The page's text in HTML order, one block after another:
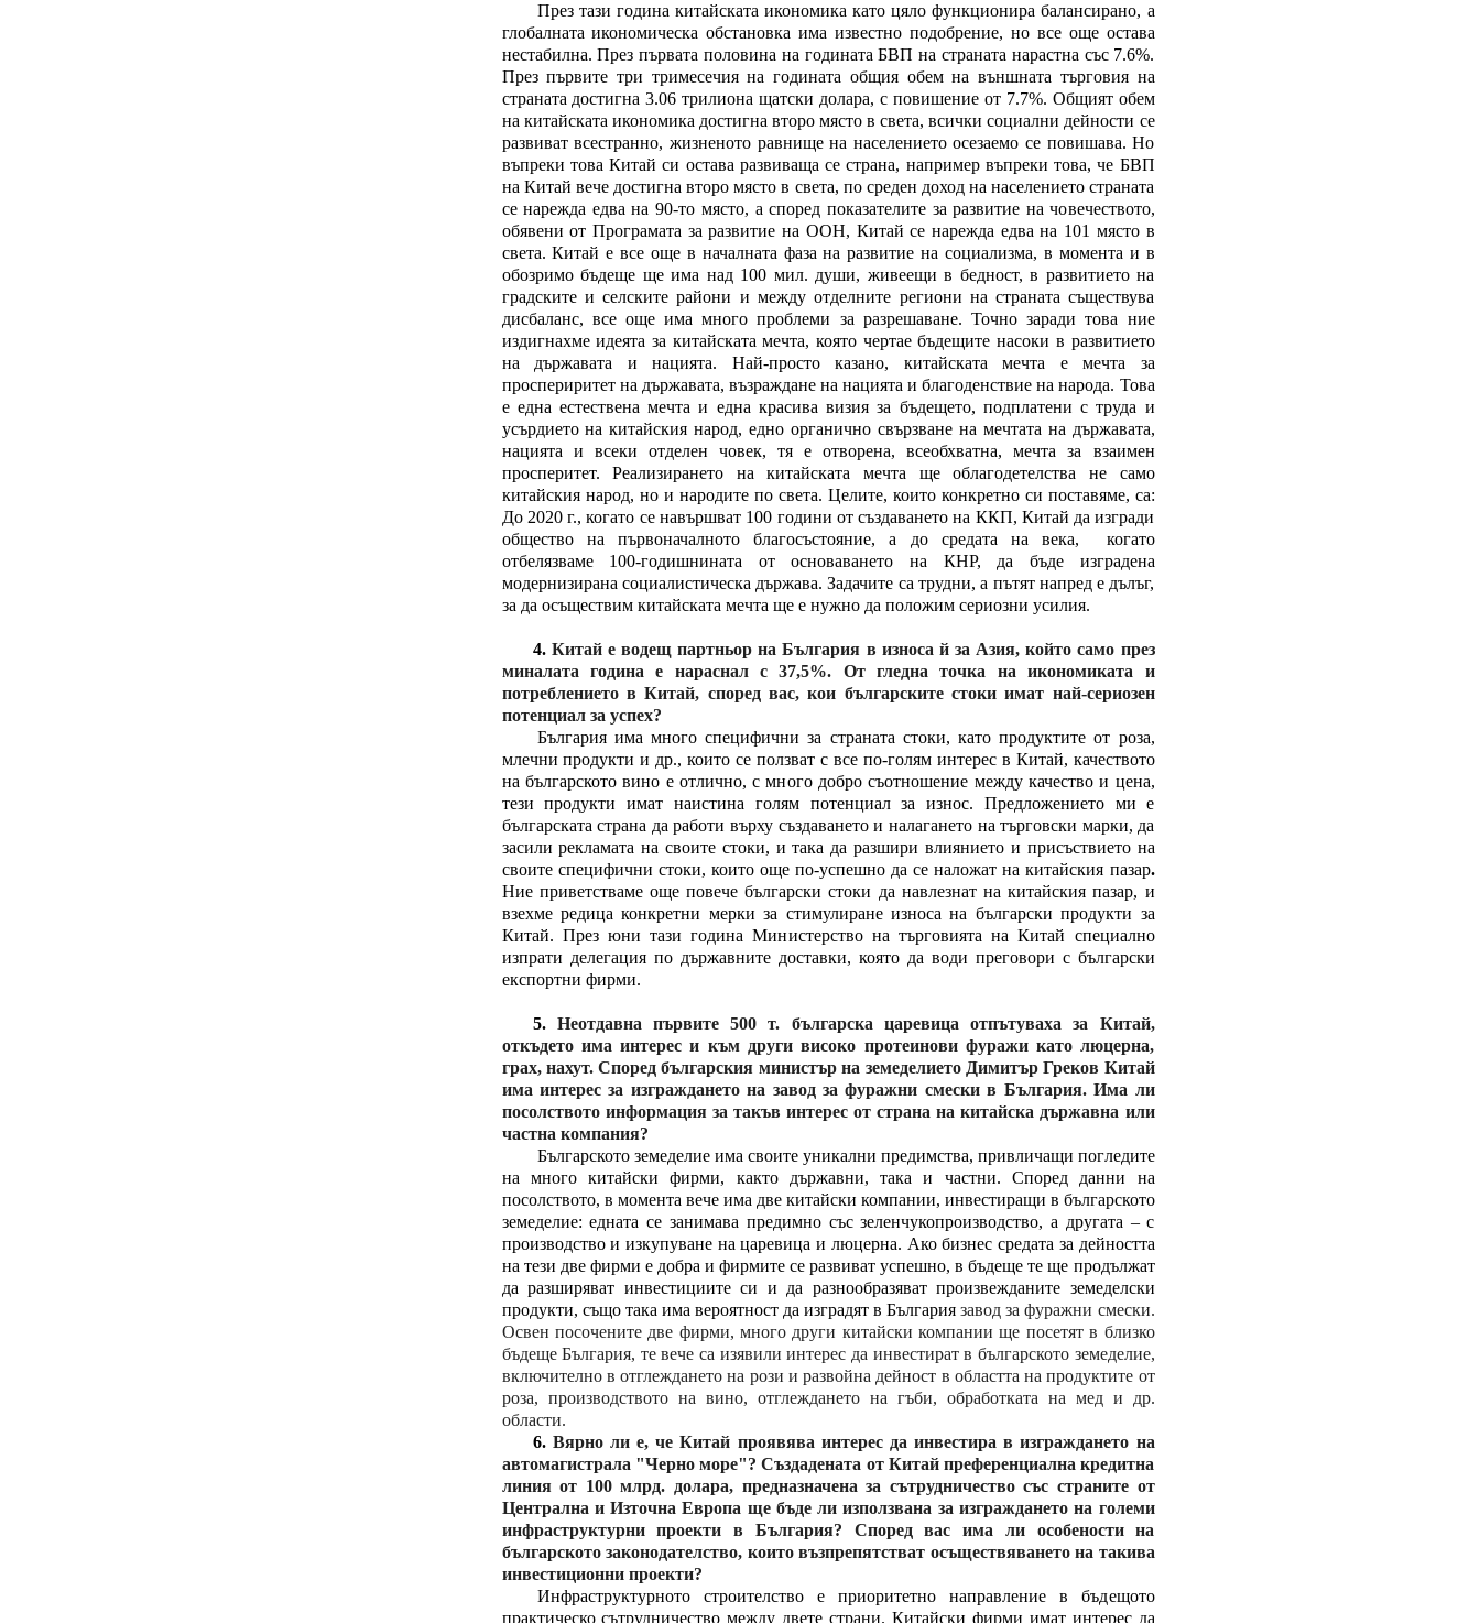
През тази година китайската икономика като цяло функционира балансирано, а
глобалната икономическа обстановка има известно подобрение, но все още остава
нестабилна. През първата половина на годината БВП на страната нарастна със 7.6%.
През първите три тримесечия на годината общия обем на външната търговия на
страната достигна 3.06 трилиона щатски долара, с повишение от 7.7%. Общият обем
на китайската икономика достигна второ място в света, всички социални дейности се
развиват всестранно, жизненото равнище на населението осезаемо се повишава. Но
въпреки това Китай си остава развиваща се страна, например въпреки това, че БВП
на Китай вече достигна второ място в света, по среден доход на населението страната
се нарежда едва на 90-то място, а според показателите за развитие на човечеството,
обявени от Програмата за развитие на ООН, Китай се нарежда едва на 101 място в
света. Китай е все още в началната фаза на развитие на социализма, в момента и в
обозримо бъдеще ще има над 100 мил. души, живеещи в бедност, в развитието на
градските и селските райони и между отделните региони на страната съществува
дисбаланс, все още има много проблеми за разрешаване. Точно заради това ние
издигнахме идеята за китайската мечта, която чертае бъдещите насоки в развитието
на държавата и нацията. Най-просто казано, китайската мечта е мечта за
проспериритет на държавата, възраждане на нацията и благоденствие на народа. Това
е една естествена мечта и една красива визия за бъдещето, подплатени с труда и
усърдието на китайския народ, едно органично свързване на мечтата на държавата,
нацията и всеки отделен човек, тя е отворена, всеобхватна, мечта за взаимен
просперитет. Реализирането на китайската мечта ще облагодетелства не само
китайския народ, но и народите по света. Целите, които конкретно си поставяме, са:
До 2020 г., когато се навършват 100 години от създаването на ККП, Китай да изгради
общество на първоначалното благосъстояние, а до средата на века,
когато
отбелязваме 100-годишнината от основаването на КНР, да бъде изградена
модернизирана социалистическа държава. Задачите са трудни, а пътят напред е дълъг,
за да осъществим китайската мечта ще е нужно да положим сериозни усилия.
4.Китай е водещ партньор на България в износа й за Азия, който само през
миналата година е нараснал с 37,5%. От гледна точка на икономиката и
потреблението в Китай, според вас, кои българските стоки имат най-сериозен
потенциал за успех?
България има много специфични за страната стоки, като продуктите от роза,
млечни продукти и др., които се ползват с все по-голям интерес в Китай, качеството
на българското вино е отлично, с много добро съотношение между качество и цена,
тези продукти имат наистина голям потенциал за износ. Предложението ми е
българската страна да работи върху създаването и налагането на търговски марки, да
засили рекламата на своите стоки, и така да разшири влиянието и присъствието на
своите специфични стоки, които още по-успешно да се наложат на китайския пазар.
Ние приветстваме още повече български стоки да навлезнат на китайския пазар, и
взехме редица конкретни мерки за стимулиране износа на български продукти за
Китай. През юни тази година Министерство на търговията на Китай специално
изпрати делегация по държавните доставки, която да води преговори с български
експортни фирми.
5.Неотдавна първите 500 т. българска царевица отпътуваха за Китай,
откъдето има интерес и към други високо протеинови фуражи като люцерна,
грах, нахут. Според българския министър на земеделието Димитър Греков Китай
има интерес за изграждането на завод за фуражни смески в България. Има ли
посолството информация за такъв интерес от страна на китайска държавна или
частна компания?
Българското земеделие има своите уникални предимства, привличащи погледите
на много китайски фирми, както държавни, така и частни. Според данни на
посолството, в момента вече има две китайски компании, инвестиращи в българското
земеделие: едната се занимава предимно със зеленчукопроизводство, а другата – с
производство и изкупуване на царевица и люцерна. Ако бизнес средата за дейността
на тези две фирми е добра и фирмите се развиват успешно, в бъдеще те ще продължат
да разширяват инвестициите си и да разнообразяват произвежданите земеделски
продукти, също така има вероятност да изградят в Българиязавод за фуражни смески.
Освен посочените две фирми, много други китайски компании ще посетят в близко
бъдеще България, те вече са изявили интерес да инвестират в българското земеделие,
включително в отглеждането на рози и развойна дейност в областта на продуктите от
роза, производството на вино, отглеждането на гъби, обработката на мед и др.
области.
6.Вярно ли е, че Китай проявява интерес да инвестира в изграждането на
автомагистрала "Черно море"? Създадената от Китай преференциална кредитна
линия от 100 млрд. долара, предназначена за сътрудничество със страните от
Централна и Източна Европа ще бъде ли използвана за изграждането на големи
инфраструктурни проекти в България? Според вас има ли особености на
българското законодателство, които възпрепятстват осъществяването на такива
инвестиционни проекти?
Инфраструктурното строителство е приоритетно направление в бъдещото
практическо сътрудничество между двете страни. Китайски фирми имат интерес да